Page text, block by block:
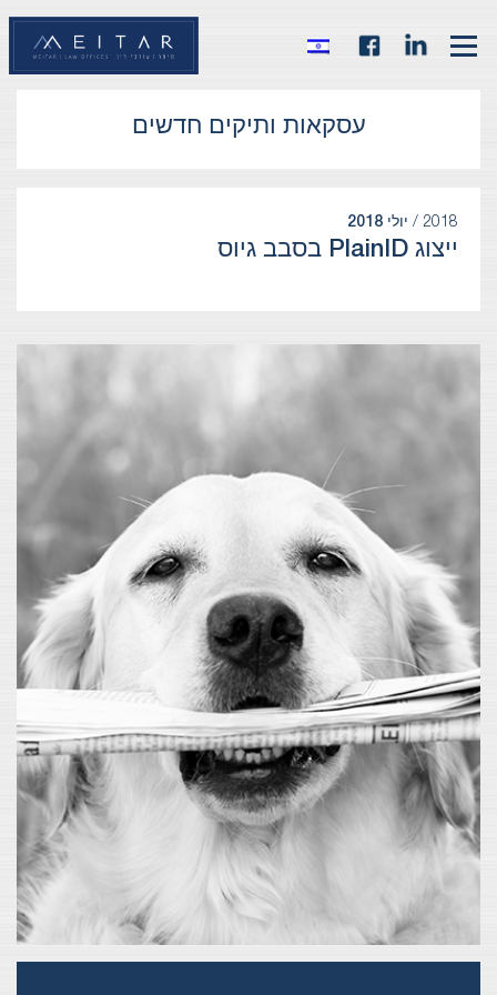
עסקאות ותיקים חדשים
2018 / יולי 2018
ייצוג PlainID בסבב גיוס